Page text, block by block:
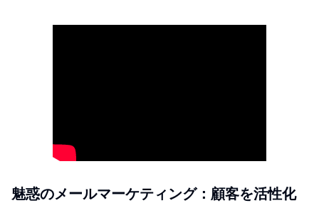
魅惑のメールマーケティング：顧客を活性化